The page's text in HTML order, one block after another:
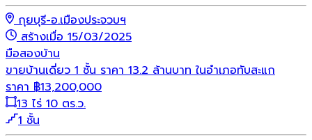
กุยบุรี-อ.เมืองประจวบฯ
สร้างเมื่อ 15/03/2025
มือสองบ้าน
ขายบ้านเดี่ยว 1 ชั้น ราคา 13.2 ล้านบาท ในอำเภอทับสะแก
ราคา ฿13,200,000
13 ไร่ 10 ตร.ว.
1 ชั้น